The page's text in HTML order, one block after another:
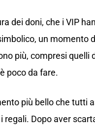
dei doni, che i VIP
un momento
più, compresi quelli
poco da fare.
più bello che tutti
regali. Dopo aver